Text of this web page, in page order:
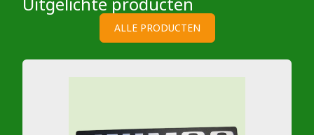
ALLE PRODUCTEN